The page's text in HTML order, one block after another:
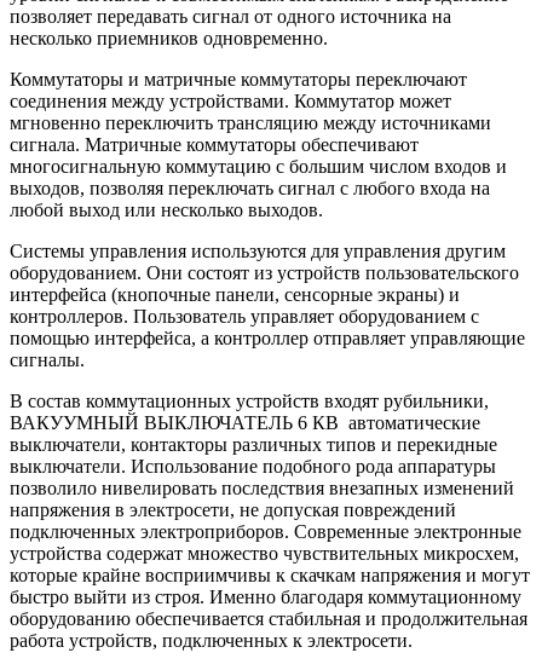
позволяет передавать сигнал от одного источника на
несколько приемников одновременно.
Коммутаторы и матричные коммутаторы переключают
соединения между устройствами. Коммутатор может
мгновенно переключить трансляцию между источниками
сигнала. Матричные коммутаторы обеспечивают
многосигнальную коммутацию с большим числом входов и
выходов, позволяя переключать сигнал с любого входа на
любой выход или несколько выходов.
Системы управления используются для управления другим
оборудованием. Они состоят из устройств пользовательского
интерфейса (кнопочные панели, сенсорные экраны) и
контроллеров. Пользователь управляет оборудованием с
помощью интерфейса, а контроллер отправляет управляющие
сигналы.
В состав коммутационных устройств входят рубильники,
ВАКУУМНЫЙ ВЫКЛЮЧАТЕЛЬ 6 КВ автоматические
выключатели, контакторы различных типов и перекидные
выключатели. Использование подобного рода аппаратуры
позволило нивелировать последствия внезапных изменений
напряжения в электросети, не допуская повреждений
подключенных электроприборов. Современные электронные
устройства содержат множество чувствительных микросхем,
которые крайне восприимчивы к скачкам напряжения и могут
быстро выйти из строя. Именно благодаря коммутационному
оборудованию обеспечивается стабильная и продолжительная
работа устройств, подключенных к электросети.